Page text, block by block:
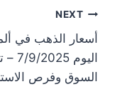
NEXT
أسعار الذهب في
اليوم
السوق وفرص